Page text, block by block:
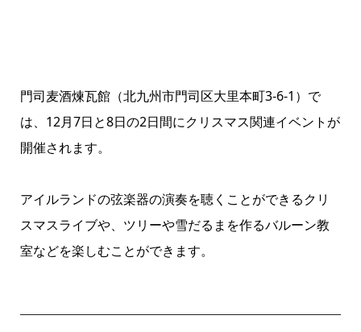
門司麦酒煉瓦館（北九州市門司区大里本町3-6-1）で
は、12月7日と8日の2日間にクリスマス関連イベントが
開催されます。
アイルランドの弦楽器の演奏を聴くことができるクリ
スマスライブや、ツリーや雪だるまを作るバルーン教
室などを楽しむことができます。